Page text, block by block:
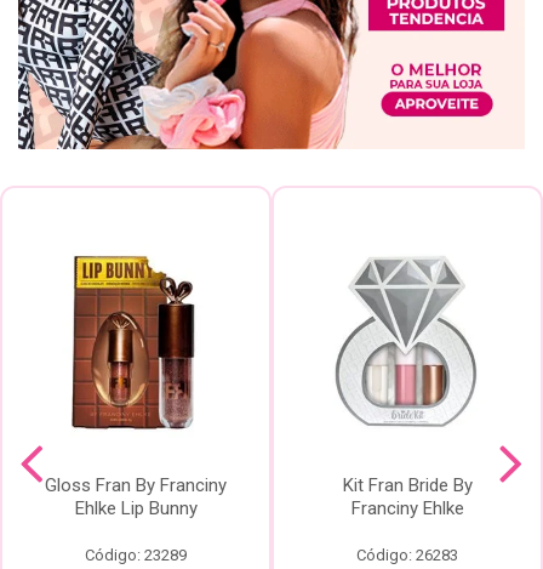
Gloss Fran By Franciny
Ehlke Lip Bunny
Código: 23289
Kit Fran Bride By
Franciny Ehlke
Código: 26283